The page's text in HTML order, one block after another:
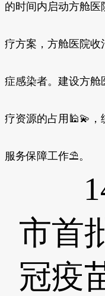
的时间内启动方舱
疗方案，方舱医院收
症感染者。建设方舱
疗资源的占用🕌💫，
服务保障工作⛱。
14
市首
冠疫